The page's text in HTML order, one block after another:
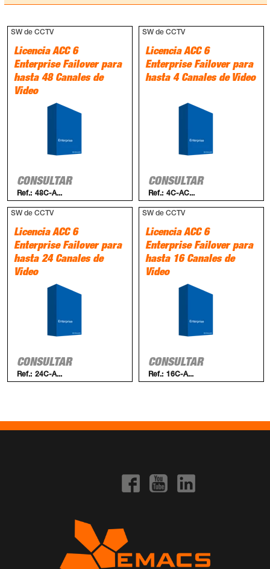
SW de CCTV
Licencia ACC 6
Enterprise Failover para
hasta 48 Canales de
Video
CONSULTAR
Ref.: 48C-A...
SW de CCTV
Licencia ACC 6
Enterprise Failover para
hasta 4 Canales de Video
CONSULTAR
Ref.: 4C-AC...
SW de CCTV
Licencia ACC 6
Enterprise Failover para
hasta 24 Canales de
Video
CONSULTAR
Ref.: 24C-A...
SW de CCTV
Licencia ACC 6
Enterprise Failover para
hasta 16 Canales de
Video
CONSULTAR
Ref.: 16C-A...